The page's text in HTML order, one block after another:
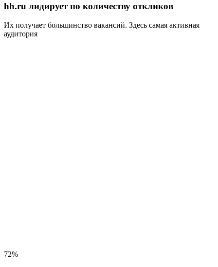
hh.ru лидирует по количеству откликов
Их получает большинство вакансий. Здесь самая активная
аудитория
72%